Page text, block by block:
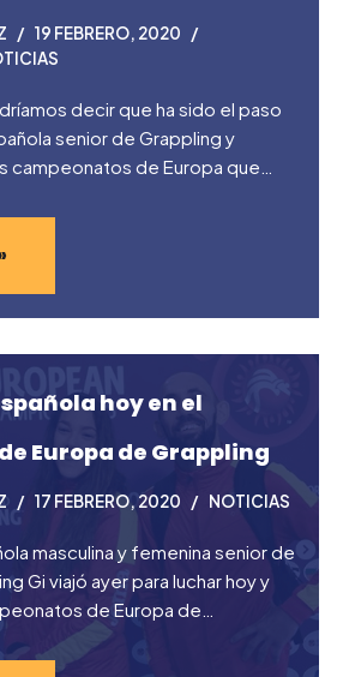
19 FEBRERO, 2020
decir que ha sido el paso
senior de Grappling y
campeonatos de Europa que…
hoy en el
Europa de Grappling
17 FEBRERO, 2020 NOTICIAS
masculina y femenina senior de
Gi viajó ayer para luchar hoy y
de Europa de…